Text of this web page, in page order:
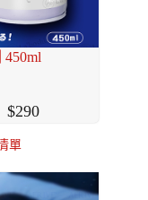
450ml
290
單